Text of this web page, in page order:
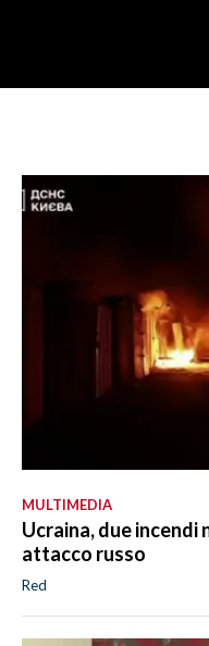
MULTIMEDIA
Ucraina, due incendi
attacco russo
Red